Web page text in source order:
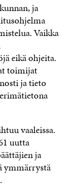
ja
Vaikka
eikä ohjeita.
toimijat
ja tieto
vaaleissa.
uutta
ja
ymmärrystä